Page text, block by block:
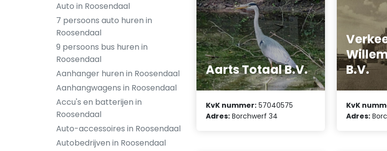
Auto in Roosendaal
7 persoons auto huren in
Roosendaal
9 persoons bus huren in
Roosendaal
Aanhanger huren in Roosendaal
Aanhangwagens in Roosendaal
Accu's en batterijen in
Roosendaal
Auto-accessoires in Roosendaal
Autobedrijven in Roosendaal
Aarts Totaal B.V.
KvK nummer: 57040575
Adres: Borchwerf 34
B.V.
KvK
Adres: